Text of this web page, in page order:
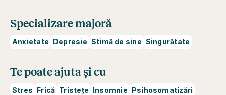
Specializare majoră
Anxietate Depresie Stimă de sine Singurătate
Te poate ajuta și cu
Stres Frică Tristețe Insomnie Psihosomatizări